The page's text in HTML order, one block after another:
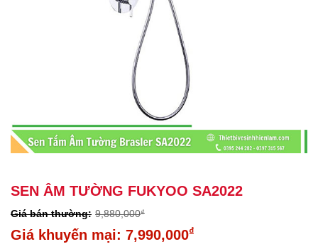
SEN ÂM TƯỜNG FUKYOO SA2022
9,880,000₫
Giá
7,990,000₫